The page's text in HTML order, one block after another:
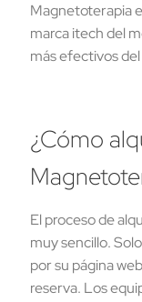
Magnetoterapia
marca itech del
más efectivos
¿Cómo
El proceso de
muy sencillo.
por su página
reserva. Los